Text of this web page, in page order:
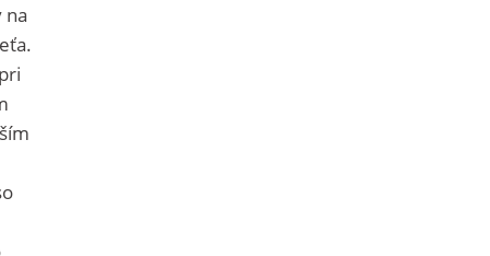
na